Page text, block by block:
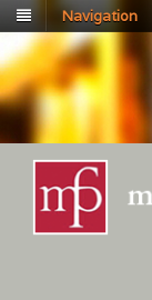
Navigation